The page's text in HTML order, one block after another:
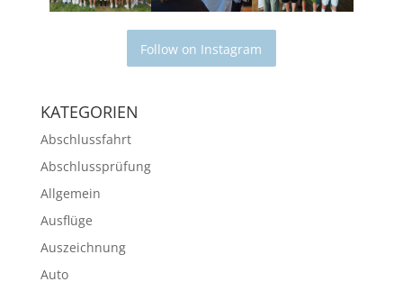
Follow on Instagram
KATEGORIEN
Abschlussfahrt
Abschlussprüfung
Allgemein
Ausflüge
Auszeichnung
Auto